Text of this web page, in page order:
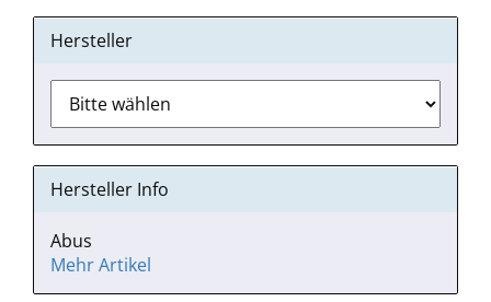
Hersteller
Hersteller Info
Abus
Mehr Artikel